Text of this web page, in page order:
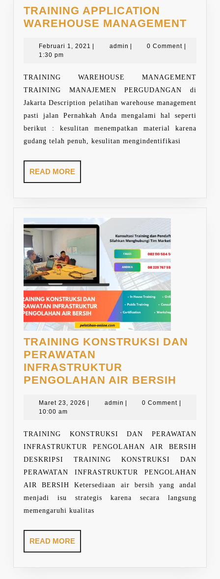
TRAINING APPLICATION
WAREHOUSE MANAGEMENT
Februari 1, 2021 Februari
| admin admin
| 0 Comment |
1:30 pm
TRAINING WAREHOUSE MANAGEMENT
TRAINING MANAJEMEN PERGUDANGAN di
Jakarta Description pelatihan warehouse management
pasti jalan Pernahkah Anda mengalami hal seperti
berikut : kesulitan menempatkan material karena
gudang telah penuh, kesulitan mengindentifikasi
READ MOREREAD
MORE
TRAINING KONSTRUKSI DAN
PERAWATAN
INFRASTRUKTUR
PENGOLAHAN AIR BERSIH
DAN
AIR
BERSIH
Maret 23, 2026 Maret
admin admin0 Comment
10:00 am
TRAINING KONSTRUKSI DAN PERAWATAN
INFRASTRUKTUR PENGOLAHAN AIR BERSIH
DESKRIPSI TRAINING KONSTRUKSI DAN
PERAWATAN INFRASTRUKTUR PENGOLAHAN
AIR BERSIH Ketersediaan air bersih yang andal
menjadi isu strategis karena secara langsung
memengaruhi kualitas
READ MOREREAD
MORE